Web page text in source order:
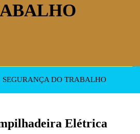
SEGURANÇA DO TRABALHO
Elétrica